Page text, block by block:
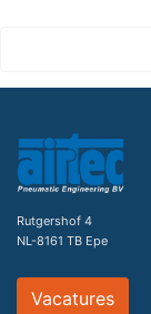
Rutgershof 4
NL-8161 TB Epe
Vacatures